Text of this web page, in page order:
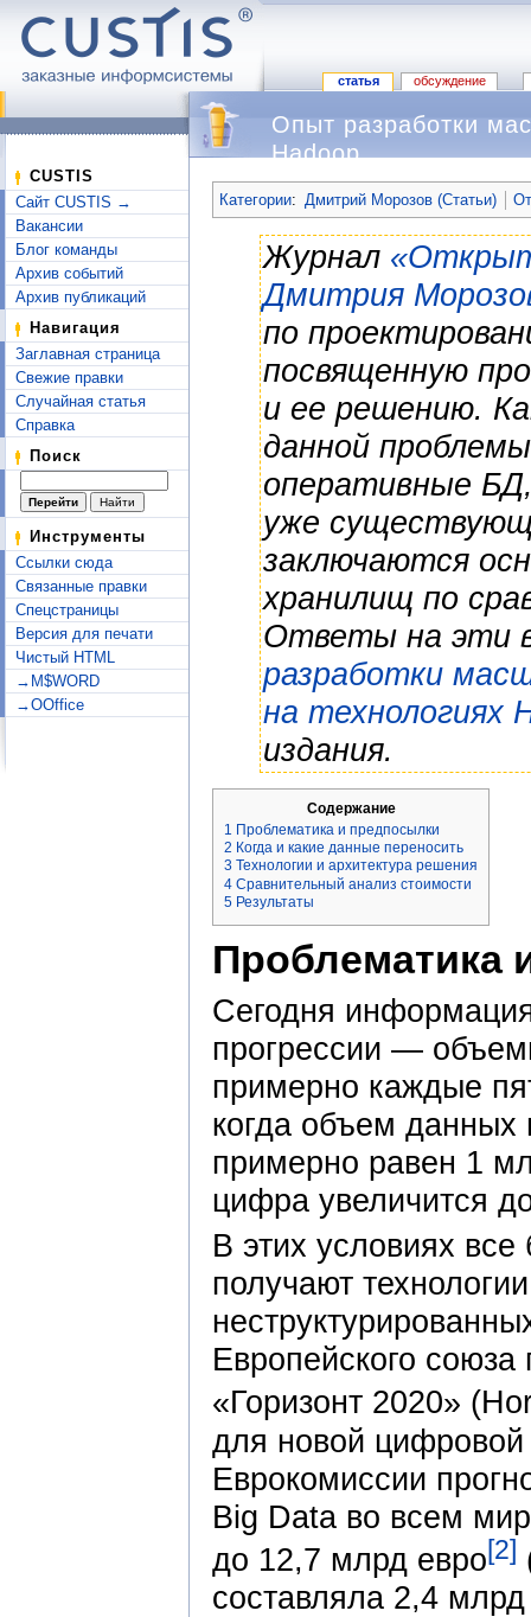
статья обсуждение
CUSTIS
Сайт CUSTIS →
Вакансии
Блог команды
Архив событий
Архив публикаций
Навигация
Заглавная страница
Свежие правки
Случайная статья
Справка
Поиск
Инструменты
Ссылки сюда
Связанные правки
Спецстраницы
Версия для печати
Чистый HTML
→M$WORD
→OOffice
Опыт разработки
Hadoop
Категории: Дмитрий Морозов (Статьи)
Журнал
Дмитрия
по
посвященную
и ее решению.
данной
оперативные
уже
заключаются
хранилищ по
Ответы на эти
разработки
на технологиях
издания.
Содержание
1 Проблематика и предпосылки
2 Когда и какие данные переносить
3 Технологии и архитектура решения
4 Сравнительный анализ стоимости
5 Результаты
Проблематика
Сегодня
прогрессии —
примерно каждые
когда объем данных
примерно равен 1
цифра увеличится
В этих условиях
получают
Европейского
«Горизонт 2020»
для новой
Еврокомиссии
Big Data во всем
до 12,7 млрд евро[2]
составляла 2,4